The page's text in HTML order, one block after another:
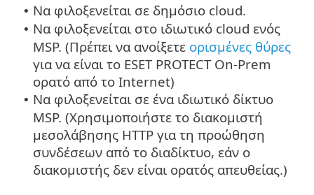
• Να φιλοξενείται σε δημόσιο cloud.
• Να φιλοξενείται στο ιδιωτικό cloud ενός
MSP. (Πρέπει να ανοίξετε ορισμένες θύρες
για να είναι το ESET PROTECT On-Prem
ορατό από το Internet)
• Να φιλοξενείται σε ένα ιδιωτικό δίκτυο
MSP. (Χρησιμοποιήστε το διακομιστή
μεσολάβησης HTTP για τη προώθηση
συνδέσεων από το διαδίκτυο, εάν ο
διακομιστής δεν είναι ορατός απευθείας.)